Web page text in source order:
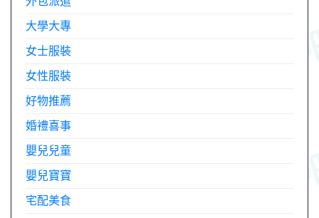
大學大專
女士服裝
女性服裝
好物推薦
婚禮喜事
嬰兒兒童
嬰兒寶寶
宅配美食